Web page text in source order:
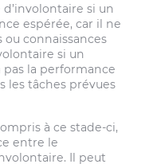
si un
espérée, car il ne
connaissances
si un
la performance
les tâches prévues
à ce stade-ci,
entre le
Il peut